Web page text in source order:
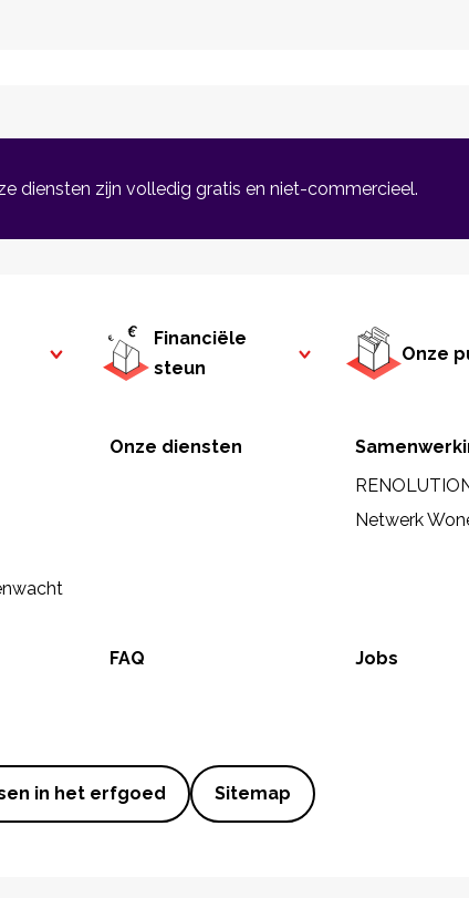
diensten zijn volledig gratis en niet-commercieel.
Financiële
steun
Onze
Onze diensten
Netwerk
FAQ Jobs
in het erfgoed Sitemap